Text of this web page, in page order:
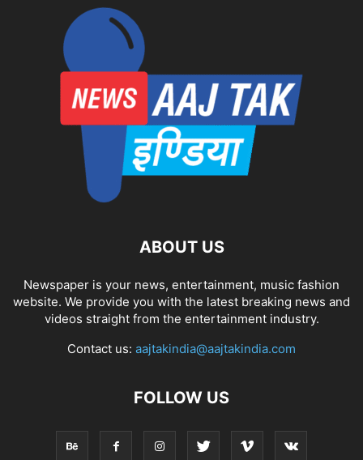
ABOUT US
Newspaper is your news, entertainment, music fashion
website. We provide you with the latest breaking news and
videos straight from the entertainment industry.
Contact us: aajtakindia@aajtakindia.com
FOLLOW US